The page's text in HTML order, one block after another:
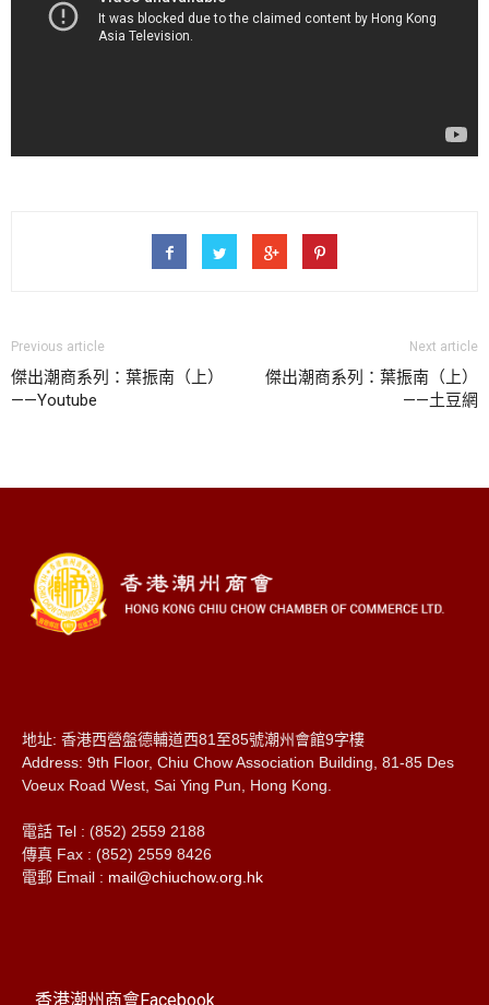
Previous article
傑出潮商系列：葉振南（上）
——Youtube
Next article
傑出潮商系列：葉振南（上）
——土豆網
地址: 香港西營盤德輔道西81至85號潮州會館9字樓
Address: 9th Floor, Chiu Chow Association Building, 81-85 Des
Voeux Road West, Sai Ying Pun, Hong Kong.
電話 Tel : (852) 2559 2188
傳真 Fax : (852) 2559 8426
電郵 Email : mail@chiuchow.org.hk
香港潮州商會Facebook